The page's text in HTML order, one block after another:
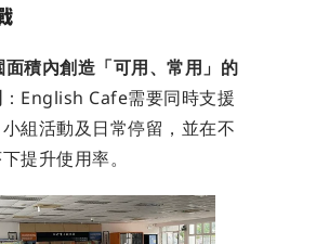
積內創造「可用、常用」的
：English Cafe需要同時支援
組活動及日常停留，並在不
提升使用率。